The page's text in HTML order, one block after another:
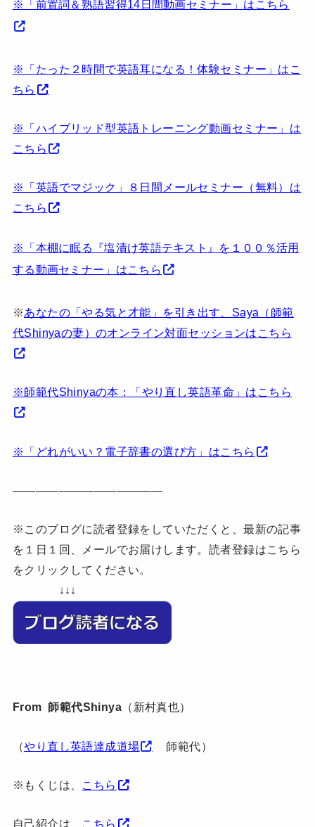
※「前置詞＆熟語習得14日間動画セミナー」はこちら
※「たった２時間で英語耳になる！体験セミナー」はこ
ちら
※「ハイブリッド型英語トレーニング動画セミナー」は
こちら
※「英語でマジック」８日間メールセミナー（無料）は
こちら
※「本棚に眠る『塩漬け英語テキスト』を１００％活用
する動画セミナー」はこちら
※あなたの「やる気と才能」を引き出す、Saya（師範
代Shinyaの妻）のオンライン対面セッションはこちら
※師範代Shinyaの本：「やり直し英語革命」はこちら
※「どれがいい？電子辞書の選び方」はこちら
—————————————
※このブログに読者登録をしていただくと、最新の記事
を１日１回、メールでお届けします。読者登録はこちら
をクリックしてください。
↓↓↓
From 師範代Shinya （新村真也）
（やり直し英語達成道場 師範代）
※もくじは、 こちら
自己紹介は、 こちら